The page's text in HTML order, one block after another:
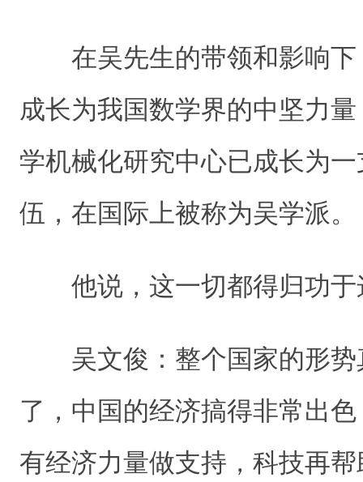
在吴先生的带领和影响下
成长为我国数学界的中坚力
学机械化研究中心已成长为
伍，在国际上被称为吴学派。
他说，这一切都得归功于
吴文俊：整个国家的形势
了，中国的经济搞得非常出
有经济力量做支持，科技再